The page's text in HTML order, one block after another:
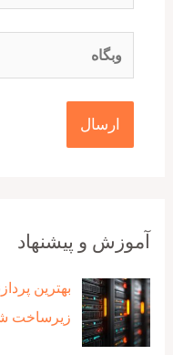
آموزش و پیشنهاد
زیرساخت